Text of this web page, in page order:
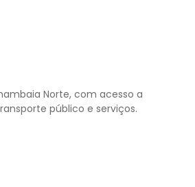
Norte, com acesso a
público e serviços.